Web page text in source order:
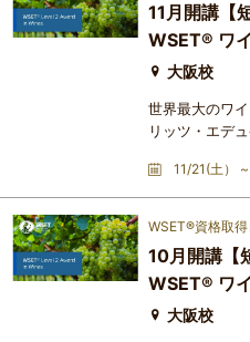
で50 万人を超
り、まさに世
す。認定校で
11月開講【
WSET® ワ
を読み解く
大阪校
世界最大のワ
リッツ・エデ
WSET®）のカ
する総合的な
終回は、
で50 万人を超
り、まさに世
す。認定校で
11/21(土） ~
WSET®資格取得
10月開講【
WSET® ワ
を読み解く
大阪校